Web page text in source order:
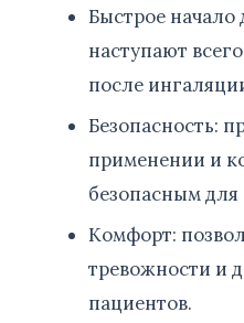
Быстрое начало
наступают
после
Безопасность:
применении и
безопасным
Комфорт:
тревожности и
пациентов.